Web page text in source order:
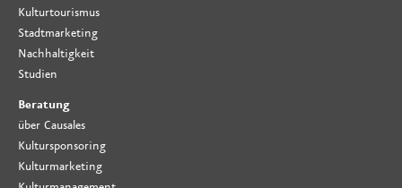
Kulturtourismus
Stadtmarketing
Nachhaltigkeit
Studien
Beratung
über Causales
Kultursponsoring
Kulturmarketing